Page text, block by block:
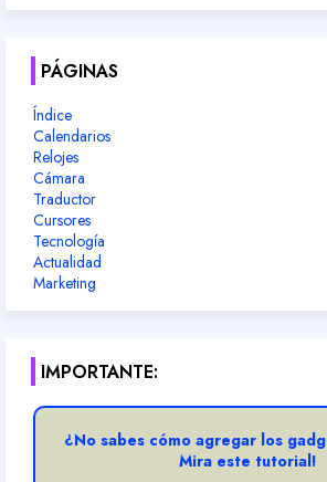
PÁGINAS
Índice
Calendarios
Relojes
Cámara
Traductor
Cursores
Tecnología
Actualidad
Marketing
IMPORTANTE:
¿No sabes cómo agregar los
Mira este tutorial!